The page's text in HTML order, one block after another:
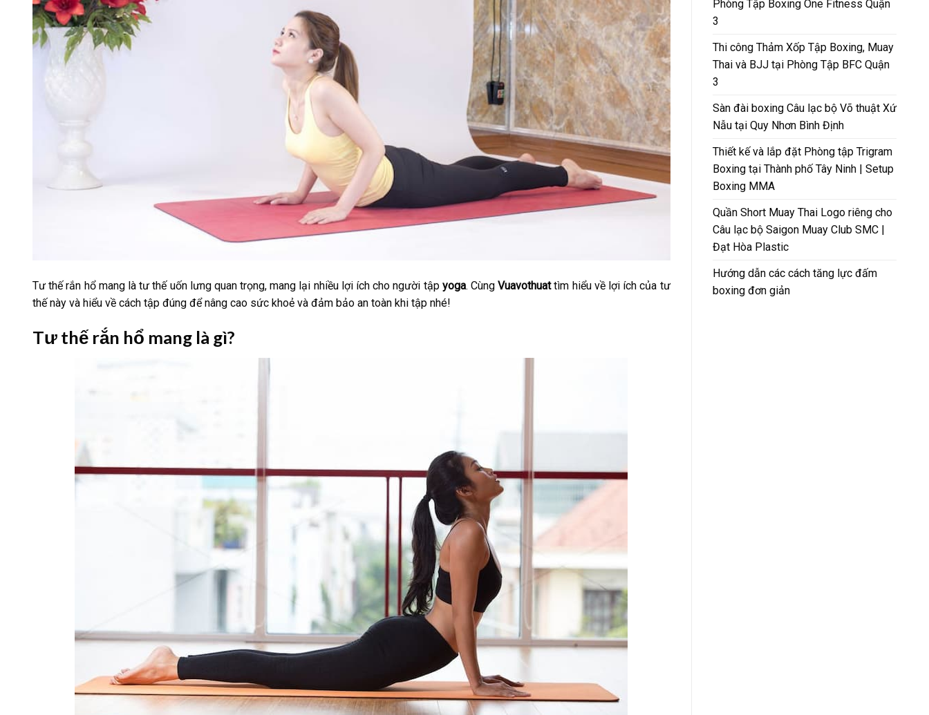
Tư thế rắn hổ mang là tư thế uốn lưng quan trọng, mang lại nhiều lợi ích cho người tập yoga. CùngVuavothuattìm hiểu về lợi ích của tư
thế này và hiểu về cách tập đúng để nâng cao sức khoẻ và đảm bảo an toàn khi tập nhé!
Tư thế rắn hổ mang là gì?
Phòng Tập Boxing One Fitness Quận
3
Thi công Thảm Xốp Tập Boxing, Muay
Thai và BJJ tại Phòng Tập BFC Quận
3
Sàn đài boxing Câu lạc bộ Võ thuật Xứ
Nẫu tại Quy Nhơn Bình Định
Thiết kế và lắp đặt Phòng tập Trigram
Boxing tại Thành phố Tây Ninh | Setup
Boxing MMA
Quần Short Muay Thai Logo riêng cho
Câu lạc bộ Saigon Muay Club SMC |
Đạt Hòa Plastic
Hướng dẫn các cách tăng lực đấm
boxing đơn giản